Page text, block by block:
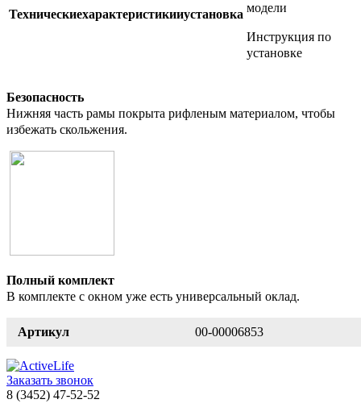
Техническиехарактеристикииустановка модели
Инструкция по
установке
Безопасность
Нижняя часть рамы покрыта рифленым материалом, чтобы
избежать скольжения.
Полный комплект
В комплекте с окном уже есть универсальный оклад.
Артикул 00-00006853
Заказать звонок
8 (3452) 47-52-52